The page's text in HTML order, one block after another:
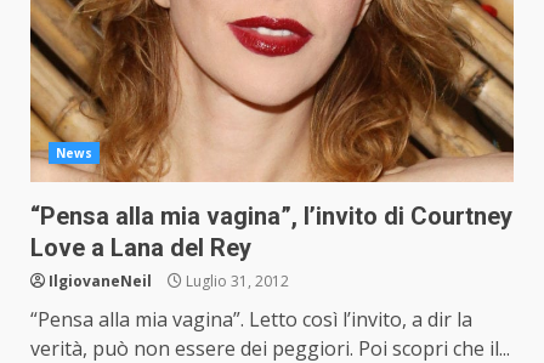
News
“Pensa alla mia vagina”, l’invito di Courtney
Love a Lana del Rey
IlgiovaneNeil Luglio 31, 2012
“Pensa alla mia vagina”. Letto così l’invito, a dir la
verità, può non essere dei peggiori. Poi scopri che il...